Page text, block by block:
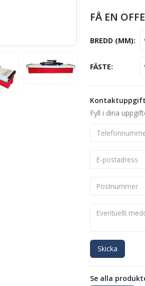
FÅ EN
BREDD (MM)
FÄSTE
Fyll i dina
Skicka
Se alla